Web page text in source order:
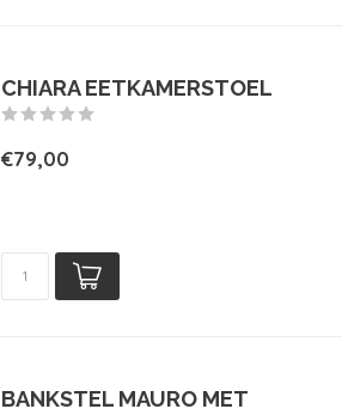
CHIARA EETKAMERSTOEL
€79,00
BANKSTEL MAURO MET